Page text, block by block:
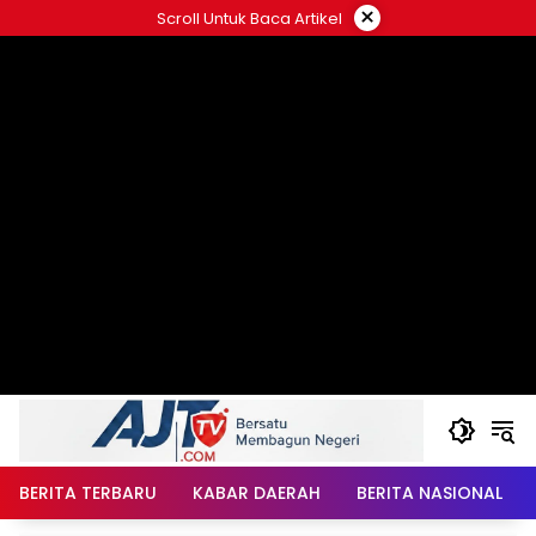
ke
Scroll Untuk Baca Artikel ×
BERITA TERBARU KABAR DAERAH BERITA NASIONAL